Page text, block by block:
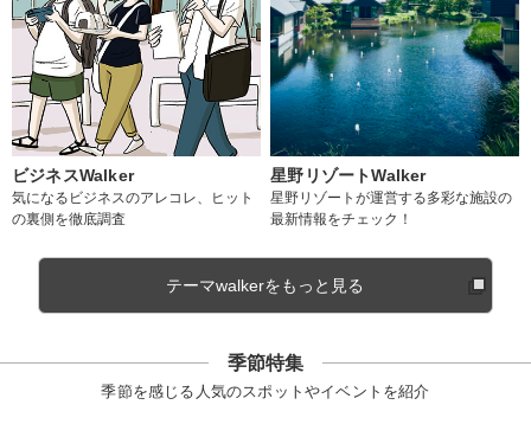
ビジネスWalker
気になるビジネスのアレコレ、ヒット
の裏側を徹底調査
星野リゾートWalker
星野リゾートが運営する多彩な施設の
最新情報をチェック！
テーマwalkerをもっと見る
季節特集
季節を感じる人気のスポットやイベントを紹介